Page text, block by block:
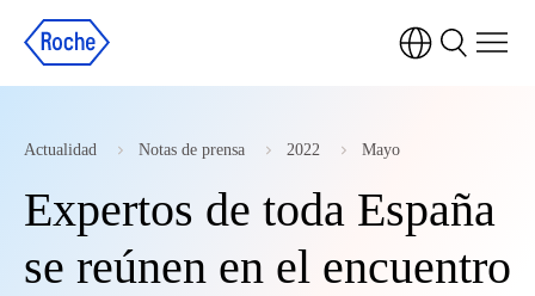
Actualidad Notas de prensa 2022 Mayo
Expertos de toda España
se reúnen en el encuentro